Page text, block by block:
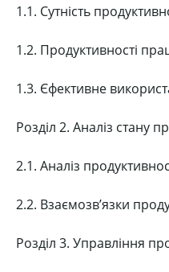
1.1. Сутність
1.2. Продуктивності
1.3. Єфективне
Розділ 2. Аналіз стану
2.1. Аналіз
2.2. Взаємозв’язки
Розділ 3. Управління